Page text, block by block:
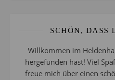
SCHÖN, DASS
Willkommen im
hergefunden hast! Viel
freue mich über einen